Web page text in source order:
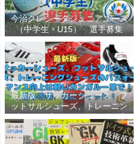
今治クレシータジュニアユース
（中学生・U15） 選手募集
最新版 サッカーシューズ、フ
ットサルシューズ、トレーニン
グシューズのパフォーマンス向
上は軽いカンガルー革で！痛み
改善、足にフィット！